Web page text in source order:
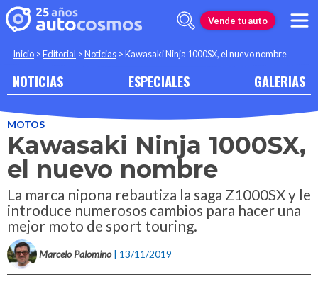
Vende tu auto
Inicio >Editorial >Noticias >Kawasaki Ninja 1000SX, el nuevo nombre
NOTICIAS ESPECIALES GALERIAS
MOTOS
Kawasaki Ninja 1000SX,
el nuevo nombre
La marca nipona rebautiza la saga Z1000SX y le
introduce numerosos cambios para hacer una
mejor moto de sport touring.
Marcelo Palomino | 13/11/2019